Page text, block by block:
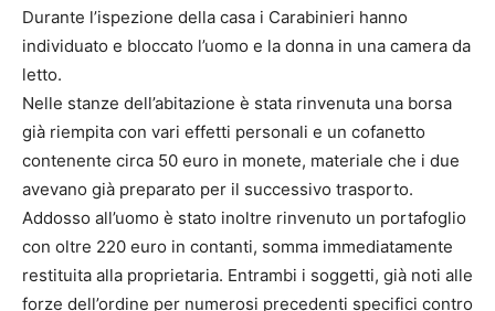
Durante l’ispezione della casa i Carabinieri hanno
individuato e bloccato l’uomo e la donna in una camera da
letto.
Nelle stanze dell’abitazione è stata rinvenuta una borsa
già riempita con vari effetti personali e un cofanetto
contenente circa 50 euro in monete, materiale che i due
avevano già preparato per il successivo trasporto.
Addosso all’uomo è stato inoltre rinvenuto un portafoglio
con oltre 220 euro in contanti, somma immediatamente
restituita alla proprietaria. Entrambi i soggetti, già noti alle
forze dell’ordine per numerosi precedenti specifici contro